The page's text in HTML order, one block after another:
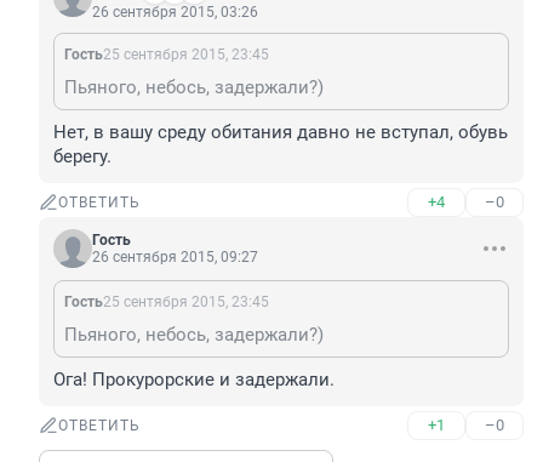
26 сентября 2015, 03:26
Гость25 сентября 2015, 23:45
Пьяного, небось, задержали?)
Нет, в вашу среду обитания давно не вступал, обувь
берегу.
ОТВЕТИТЬ +4 –0
Гость
26 сентября 2015, 09:27
Гость25 сентября 2015, 23:45
Пьяного, небось, задержали?)
Ога! Прокурорские и задержали.
ОТВЕТИТЬ +1 –0